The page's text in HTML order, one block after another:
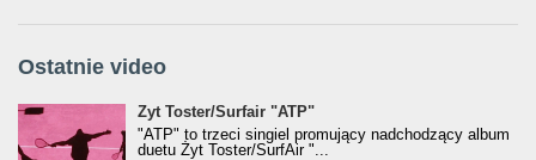
Ostatnie video
Żyt Toster/SurfAir - ATP VIDEO
Żyt Toster/Surfair "ATP"
"ATP" to trzeci singiel promujący nadchodzący album
duetu Żyt Toster/SurfAir "...